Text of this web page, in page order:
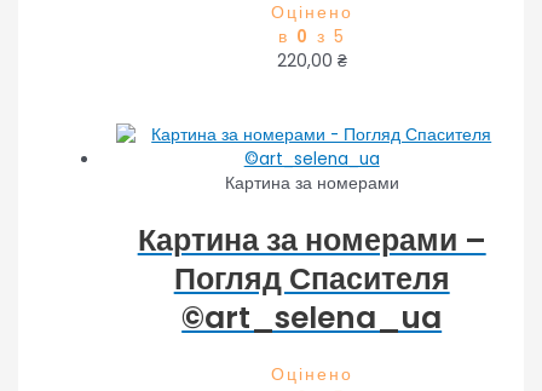
Оцінено
в 0 з 5
220,00 ₴
Картина за номерами
Картина за номерами –
Погляд Спасителя
©art_selena_ua
Оцінено